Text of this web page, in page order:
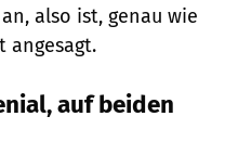
also ist, genau wie
angesagt.
auf beiden